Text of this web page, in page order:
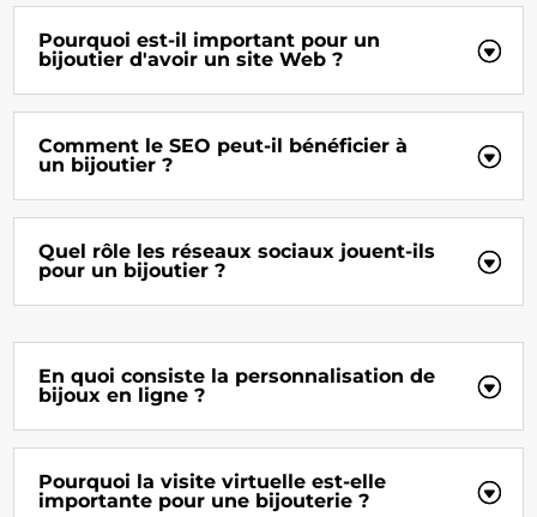
Pourquoi est-il important pour un
bijoutier d'avoir un site Web ?
Comment le SEO peut-il bénéficier à
un bijoutier ?
Quel rôle les réseaux sociaux jouent-ils
pour un bijoutier ?
En quoi consiste la personnalisation de
bijoux en ligne ?
Pourquoi la visite virtuelle est-elle
importante pour une bijouterie ?